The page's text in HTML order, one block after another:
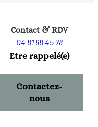
Contact & RDV
04 81 68 45 78
Etre rappelé(e)
Contactez-
nous